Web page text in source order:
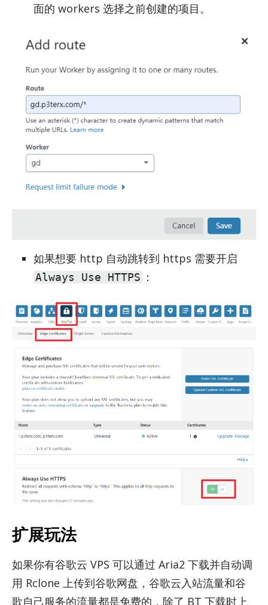
面的 workers 选择之前创建的项目。
如果想要 http 自动跳转到 https 需要开启
Always Use HTTPS ：
扩展玩法
如果你有谷歌云 VPS 可以通过 Aria2 下载并自动调
用 Rclone 上传到谷歌网盘，谷歌云入站流量和谷
歌自己服务的流量都是免费的，除了 BT 下载时上